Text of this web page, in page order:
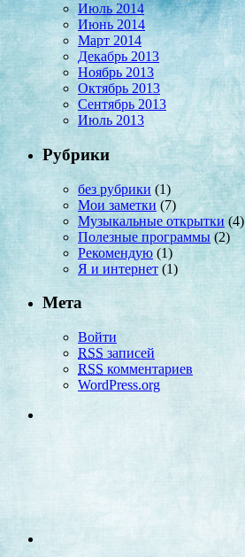
Июль 2014
Июнь 2014
Март 2014
Декабрь 2013
Ноябрь 2013
Октябрь 2013
Сентябрь 2013
Июль 2013
Рубрики
без рубрики (1)
Мои заметки (7)
Музыкальные открытки (4)
Полезные программы (2)
Рекомендую (1)
Я и интернет (1)
Мета
Войти
RSS записей
RSS комментариев
WordPress.org